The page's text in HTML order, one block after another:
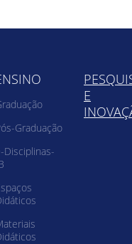
Graduação
Disciplinas-
E